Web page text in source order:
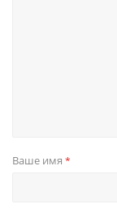
Ваше имя *